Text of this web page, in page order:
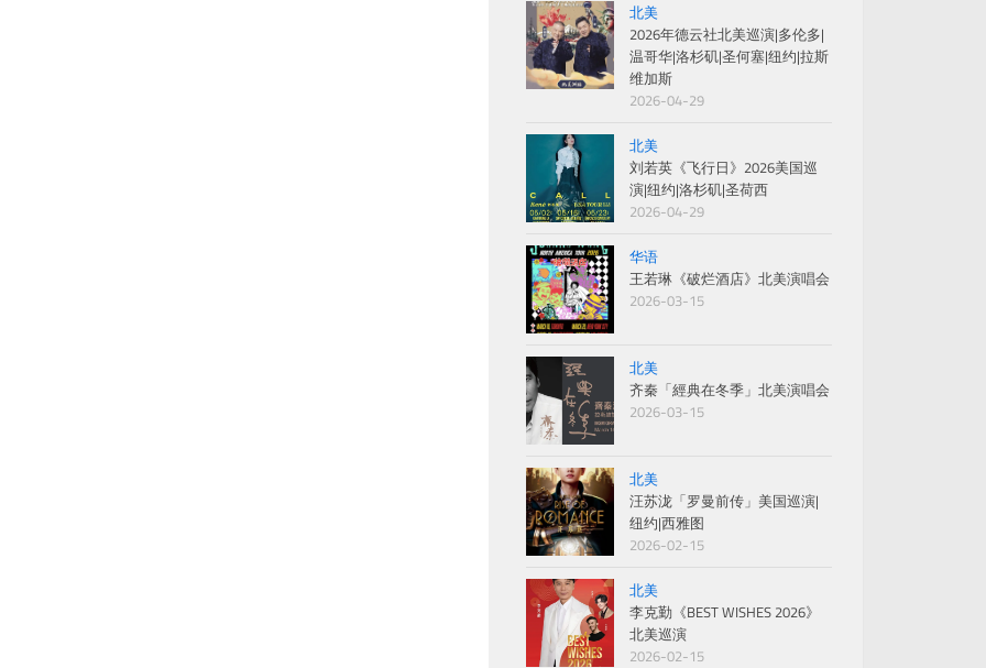
北美
2026年德云社北美巡演|多伦多|
温哥华|洛杉矶|圣何塞|纽约|拉斯
维加斯
2026-04-29
北美
刘若英《飞行日》2026美国巡
演|纽约|洛杉矶|圣荷西
2026-04-29
华语
王若琳《破烂酒店》北美演唱会
2026-03-15
北美
齐秦「經典在冬季」北美演唱会
2026-03-15
北美
汪苏泷「罗曼前传」美国巡演|
纽约|西雅图
2026-02-15
北美
李克勤《BEST WISHES 2026》
北美巡演
2026-02-15